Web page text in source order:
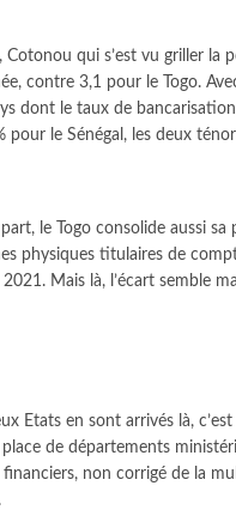
Cotonou qui s’est vu griller la
contre 3,1 pour le Togo.
dont le taux de
pour le Sénégal, les deux
part, le Togo consolide aussi
physiques titulaires de
Mais là, l’écart semble
Etats en sont arrivés là,
de départements
financiers, non corrigé de la